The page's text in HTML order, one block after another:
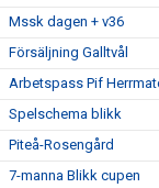
Mssk dagen + v36
Försäljning Galltvål
Arbetspass Pif
Spelschema blikk
Piteå-Rosengård
7-manna Blikk cupen